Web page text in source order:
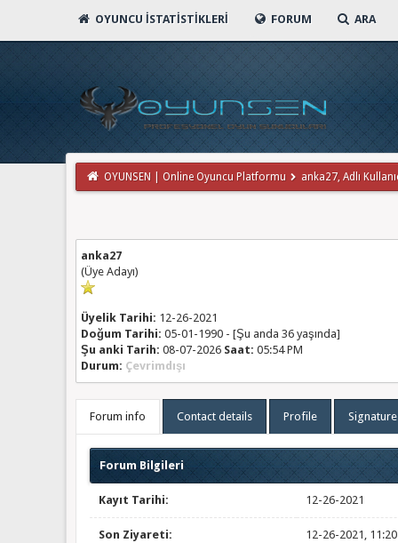
OYUNCU İSTATISTIKLERI FORUM ARA
OYUNSEN | Online Oyuncu Platformu anka27, Adlı
anka27
(Üye Adayı)
Üyelik Tarihi: 12-26-2021
Doğum Tarihi: 05-01-1990 - [Şu anda 36 yaşında]
Şu anki Tarih: 08-07-2026 Saat: 05:54 PM
Durum: Çevrimdışı
Forum info Contact details Profile Signature
Forum Bilgileri
Kayıt Tarihi: 12-26-2021
Son Ziyareti: 12-26-2021,